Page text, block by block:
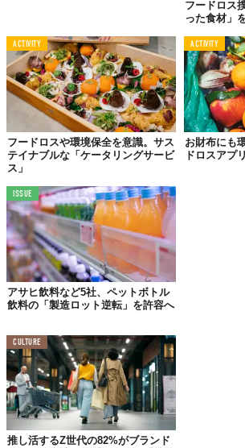
Licensed material used with permission byOLIO
英国発の「OLIO」は、無料で利用できるフ
使い方は非常にシンプルで、買いすぎや作り
写真をアップロードし、それを見つけた人が
うもの。
フードロスを近所の人の幸せへと変えられる
で、最大の強みは
もなければ手数料もかからないため、誰でも
世界ではすでに300万人以上が利用
約1800万件にのぼる。さらには
現。
フードロス問題は日本ではかなり深刻
スト6位、アジアでは1位となってしまってい
ロスをフードシェアに変えられる「OLIO」。
無料だし、便利だし、とりあえず入れておい
日本でも普及し、フードロスを少しでも減ら
いたい。
ダウンロードはこちらから。
フードロス
った食材」
ACTIVITY
フードロスや環境保全を意識。サス
テイナブルな「ケータリングサービ
ス」
ACTIVITY
お財布にも
ドロスアプ
ISSUE
アサヒ飲料など5社、ペットボトル
飲料の「製造ロット逆転」を許容へ
CULTURE
推し活するZ世代の82%がブランド